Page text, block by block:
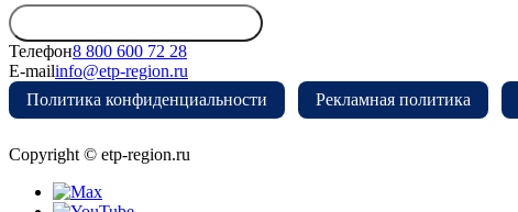
Телефон8 800 600 72 28
E-mailinfo@etp-region.ru
Политика конфиденциальности
Рекламная политика
Copyright © etp-region.ru